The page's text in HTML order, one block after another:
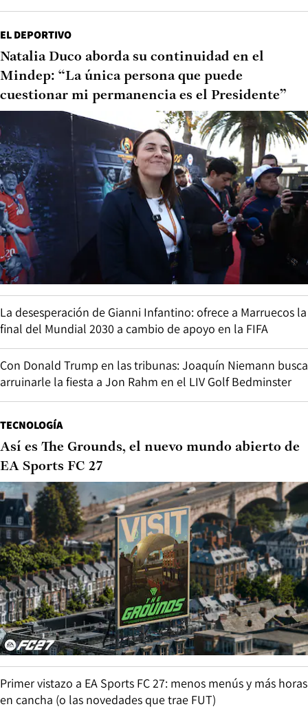
EL DEPORTIVO
Natalia Duco aborda su continuidad en el
Mindep: “La única persona que puede
cuestionar mi permanencia es el Presidente”
La desesperación de Gianni Infantino: ofrece a Marruecos la
final del Mundial 2030 a cambio de apoyo en la FIFA
Con Donald Trump en las tribunas: Joaquín Niemann busca
arruinarle la fiesta a Jon Rahm en el LIV Golf Bedminster
TECNOLOGÍA
Así es The Grounds, el nuevo mundo abierto de
EA Sports FC 27
Primer vistazo a EA Sports FC 27: menos menús y más horas
en cancha (o las novedades que trae FUT)